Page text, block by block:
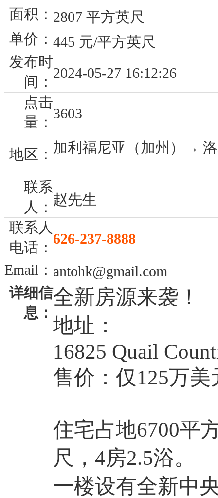
面积： 2807 平方英尺
单价： 445 元/平方英尺
发布时
间：
2024-05-27 16:12:26
点击
量：
3603
地区： 加利福尼亚（加州）→
联系
人： 赵先生
联系人
电话：
626-237-8888
Email： antohk@gmail.com
详细信
息：
全新房源来袭！
地址：
16825 Quail
售价：仅125万美
住宅占地6700平
尺，4房2.5浴。
一楼设有全新中